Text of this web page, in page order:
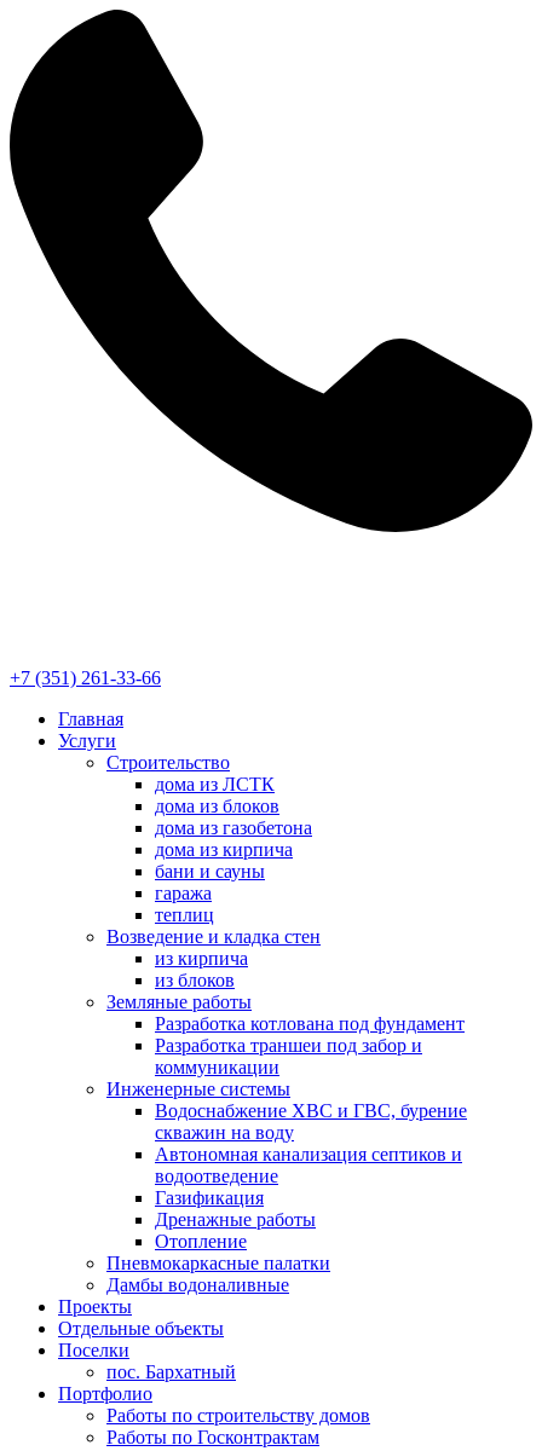
+7 (351) 261-33-66
Главная
Услуги
Строительство
дома из ЛСТК
дома из блоков
дома из газобетона
дома из кирпича
бани и сауны
гаража
теплиц
Возведение и кладка стен
из кирпича
из блоков
Земляные работы
Разработка котлована под фундамент
Разработка траншеи под забор и
коммуникации
Инженерные системы
Водоснабжение ХВС и ГВС, бурение
скважин на воду
Автономная канализация септиков и
водоотведение
Газификация
Дренажные работы
Отопление
Пневмокаркасные палатки
Дамбы водоналивные
Проекты
Отдельные объекты
Поселки
пос. Бархатный
Портфолио
Работы по строительству домов
Работы по Госконтрактам